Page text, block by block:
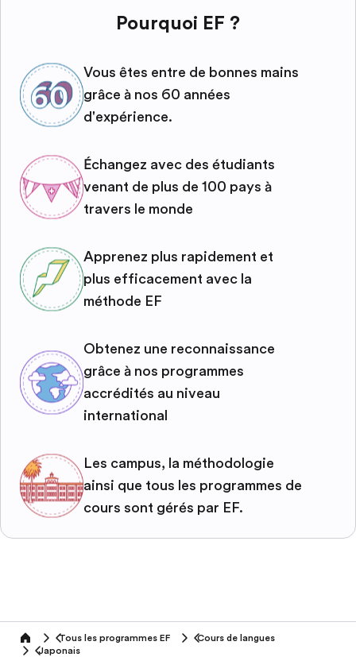
Pourquoi EF ?
Vous êtes entre de bonnes mains
grâce à nos 60 années
d'expérience.
Échangez avec des étudiants
venant de plus de 100 pays à
travers le monde
Apprenez plus rapidement et
plus efficacement avec la
méthode EF
Obtenez une reconnaissance
grâce à nos programmes
accrédités au niveau
international
Les campus, la méthodologie
ainsi que tous les programmes de
cours sont gérés par EF.
home Tous les programmes EF
Cours de langues
Japonais